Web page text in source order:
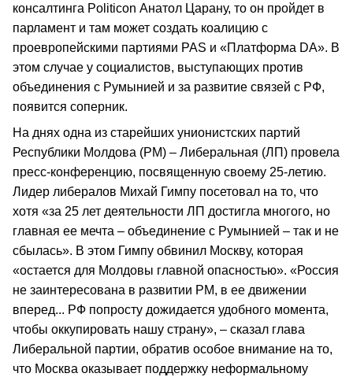
консалтинга Politicon Анатол Царану, то он пройдет в
парламент и там может создать коалицию с
проевропейскими партиями PAS и «Платформа DA». В
этом случае у социалистов, выступающих против
объединения с Румынией и за развитие связей с РФ,
появится соперник.
На днях одна из старейших унионистских партий
Республики Молдова (РМ) – Либеральная (ЛП) провела
пресс-конференцию, посвященную своему 25-летию.
Лидер либералов Михай Гимпу посетовал на то, что
хотя «за 25 лет деятельности ЛП достигла многого, но
главная ее мечта – объединение с Румынией – так и не
сбылась». В этом Гимпу обвинил Москву, которая
«остается для Молдовы главной опасностью». «Россия
не заинтересована в развитии РМ, в ее движении
вперед... РФ попросту дожидается удобного момента,
чтобы оккупировать нашу страну», – сказал глава
Либеральной партии, обратив особое внимание на то,
что Москва оказывает поддержку неформальному